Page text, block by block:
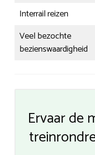
Interrail reizen
Veel bezochte
bezienswaardigheid
Ervaar de